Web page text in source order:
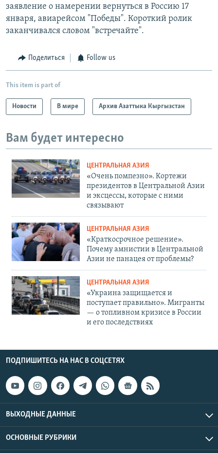
заявление о намерении вернуться в Россию 17
января, авиарейсом "Победы". Короткий ролик
заканчивался словом "встречайте".
Поделиться Follow us
This item is part of
Новости В мире Архив Азаттыка Кыргызстан
Вам будет интересно
ЦЕНТРАЛЬНАЯ АЗИЯ
«Очень помпезно». Кортежи
президентов в Центральной Азии
и эксцессы, которые с ними
связывают
ЦЕНТРАЛЬНАЯ АЗИЯ
«Краткосрочное решение».
Почему амнистии в Центральной
Азии не панацея от проблемы?
ЦЕНТРАЛЬНАЯ АЗИЯ
«Украина защищается и
поступает правильно». Мигранты
— о топливном кризисе в России
и его последствиях
ПОДПИШИТЕСЬ НА НАС В СОЦСЕТЯХ
ВЫХОДНЫЕ ДАННЫЕ
ОСНОВНЫЕ РУБРИКИ